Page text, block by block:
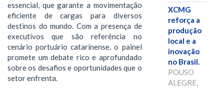
essencial, que garante a movimentação
eficiente de cargas para diversos
destinos do mundo. Com a presença de
executivos que são referência no
cenário portuário catarinense, o painel
promete um debate rico e aprofundado
sobre os desafios e oportunidades que o
setor enfrenta.
XCMG
reforça a
produção
local e a
inovação
no Brasil.
POUSO
ALEGRE,